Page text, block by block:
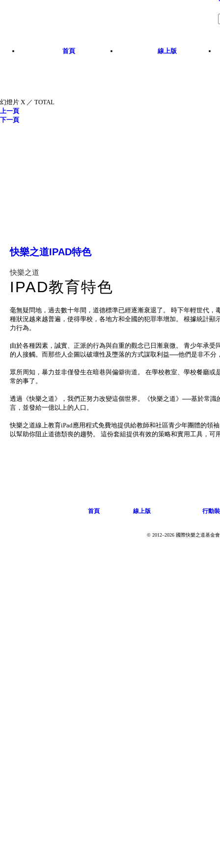
首頁 線上版
幻燈片 X ／ TOTAL
上一頁
下一頁
快樂之道IPAD特色
快樂之道
IPAD教育特色
毫無疑問地，過去數十年間，道德標準已經逐漸衰退了。 時下年輕世代，
種狀況越來越普遍，使得學校，各地方和全國的犯罪率增加。 根據統計顯
力行為。
由於各種因素，誠實、正派的行為與自重的觀念已日漸衰微。 青少年承受
的人接觸。而那些人企圖以破壞性及墮落的方式謀取利益──他們是非不分
眾所周知，暴力並非僅發生在暗巷與偏僻街道。 在學校教室、學校餐廳或
常的事了。
透過《快樂之道》，我們正努力改變這個世界。《快樂之道》──基於常識
言，並發給一億以上的人口。
快樂之道線上教育iPad應用程式免費地提供給教師和社區青少年團體的領
以幫助你阻止道德頹喪的趨勢。 這份套組提供有效的策略和實用工具，可
首頁 線上版 行動
© 2012–2026 國際快樂之道基金